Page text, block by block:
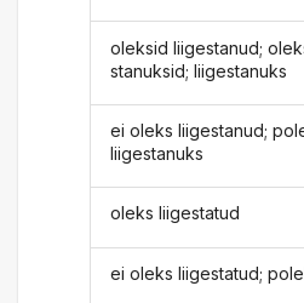
oleksid liigestanud;
stanuksid; liigestanuks
ei oleks liigestanud;
liigestanuks
oleks liigestatud
ei oleks liigestatud;